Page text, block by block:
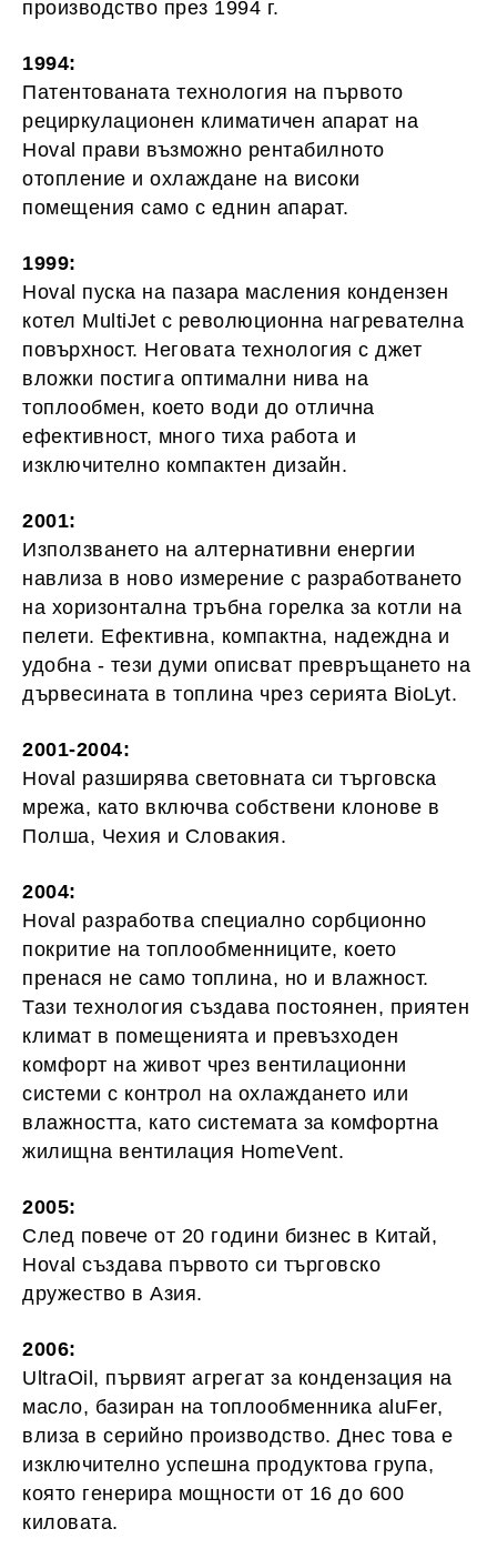
производство през 1994 г.
1994:
Патентованата технология на първото
рециркулационен климатичен апарат на
Hoval прави възможно рентабилното
отопление и охлаждане на високи
помещения само с еднин апарат.
1999:
Hoval пуска на пазара масления кондензен
котел MultiJet с революционна нагревателна
повърхност. Неговата технология с джет
вложки постига оптимални нива на
топлообмен, което води до отлична
ефективност, много тиха работа и
изключително компактен дизайн.
2001:
Използването на алтернативни енергии
навлиза в ново измерение с разработването
на хоризонтална тръбна горелка за котли на
пелети. Ефективна, компактна, надеждна и
удобна - тези думи описват превръщането на
дървесината в топлина чрез серията BioLyt.
2001-2004:
Hoval разширява световната си търговска
мрежа, като включва собствени клонове в
Полша, Чехия и Словакия.
2004:
Hoval разработва специално сорбционно
покритие на топлообменниците, което
пренася не само топлина, но и влажност.
Тази технология създава постоянен, приятен
климат в помещенията и превъзходен
комфорт на живот чрез вентилационни
системи с контрол на охлаждането или
влажността, като системата за комфортна
жилищна вентилация HomeVent.
2005:
След повече от 20 години бизнес в Китай,
Hoval създава първото си търговско
дружество в Азия.
2006:
UltraOil, първият агрегат за кондензация на
масло, базиран на топлообменника aluFer,
влиза в серийно производство. Днес това е
изключително успешна продуктова група,
която генерира мощности от 16 до 600
киловата.